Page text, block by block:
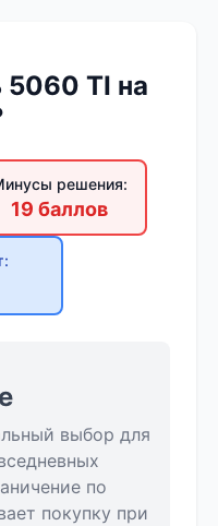
5060 TI на
решения:
19 баллов
выбор для
по
покупку при